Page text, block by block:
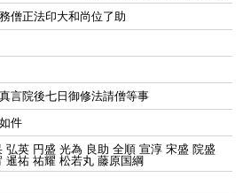
僧正法印大和尚位了助
言院後七日御修法請僧等事
件
弘英 円盛 光為 良助 全順 宣淳 宋盛 院盛
暹祐 祐耀 松若丸 藤原国綱